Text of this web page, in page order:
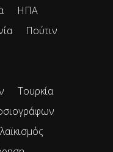
ΗΠΑ
Πούτιν
Τουρκία
λαϊκισμός